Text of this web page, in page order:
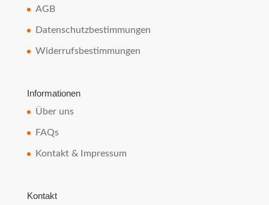
AGB
Datenschutzbestimmungen
Widerrufsbestimmungen
Informationen
Über uns
FAQs
Kontakt & Impressum
Kontakt